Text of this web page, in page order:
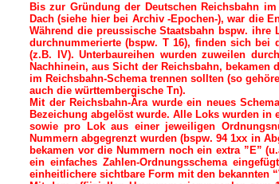
Bis zur Gründung der Deutschen Reichsbahn
Dach (siehe hier bei Archiv -Epochen-), war die
Während die preussische Staatsbahn bspw.
durchnummerierte (bspw. T 16), finden sich bei
(z.B. IV). Unterbaureihen wurden zuweilen
Nachhinein, aus Sicht der Reichsbahn,
im Reichsbahn-Schema trennen sollten (so
auch die württembergische Tn).
Mit der Reichsbahn-Ära wurde ein neues
Bezeichung abgelöst wurde. Alle Loks wurden in
sowie pro Lok aus einer jeweiligen
Nummern abgegrenzt wurden (bspw. 94 1xx in
bekamen vor die Nummern noch ein extra ”E”
ein einfaches Zahlen-Ordnungsschema
einheitlichere sichtbare Form mit den bekannten